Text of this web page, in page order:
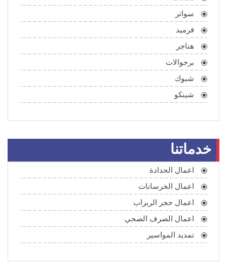
سواتر
قرميد
هناجر
برجوالات
شبوك
شينكو
خدماتنا
اعمال الحدادة
اعمال الخرسانات
اعمال حجر الربراب
اعمال الصرف الصحي
تمديد المواسير